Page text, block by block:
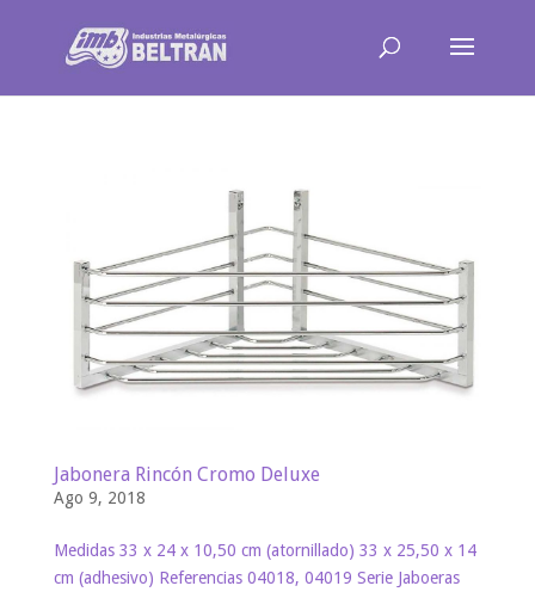
Jabonera Rincón Cromo Deluxe
Ago 9, 2018
Medidas 33 x 24 x 10,50 cm (atornillado) 33 x 25,50 x 14
cm (adhesivo) Referencias 04018, 04019 Serie Jaboeras